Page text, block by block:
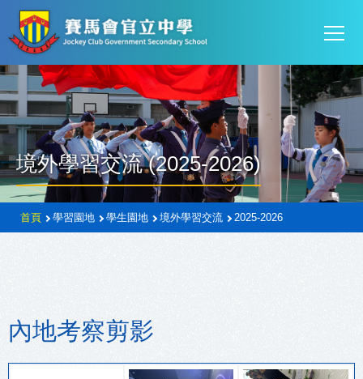
移至主內容
境外學習交流 (2025-2026)
導
首頁 學習園地 學生園地 境外學習交流 2025-2026
內地考察剪影